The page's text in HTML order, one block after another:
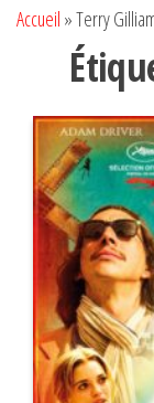
Accueil »Terry